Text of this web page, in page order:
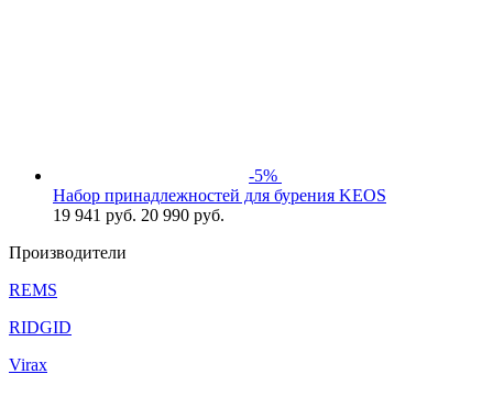
-5%
Набор принадлежностей для бурения KEOS
19 941 руб. 20 990 руб.
Производители
REMS
RIDGID
Virax